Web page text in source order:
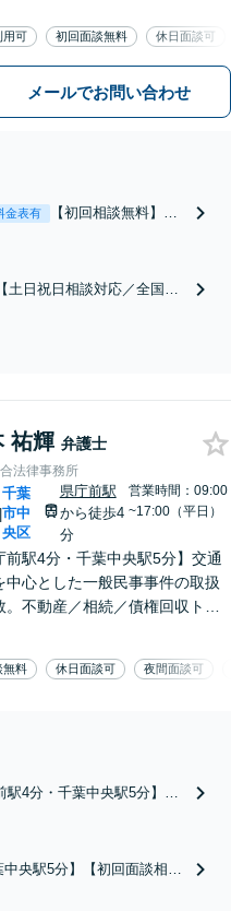
用可 初回面談無料 休日面談可
メールでお問い合わせ
金表有
【初回相談無料】あ
は電話・メールで状
況を丁寧にお聞きし
さい。【リーズナブ
ルな料金設定】
【土日祝日相談対応／全国対
！【相談料：初回無料※1】
、今すぐ相談！
祐輝 弁護士
法律事務所
|
千葉
市中
央区
県庁前駅
から徒歩4
分
営業時間：09:00
~17:00（平日）
前駅4分・千葉中央駅5分】交通
中心とした一般民事事件の取扱
。不動産／相続／債権回収トラ
い。【初回面談相談30分無料】
無料 休日面談可 夜間面談可
駅4分・千葉中央駅5分】遺
ます。他士業との連携でス
解決。不動産の相続など、
中央駅5分】【初回面談相談